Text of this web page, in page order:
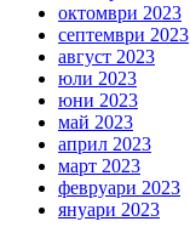
октомври 2023
септември 2023
август 2023
юли 2023
юни 2023
май 2023
април 2023
март 2023
февруари 2023
януари 2023